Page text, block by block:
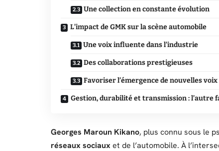
Une collection en constante évolution
L’impact de GMK sur la scène automobile
Une voix influente dans l’industrie
Des collaborations prestigieuses
Favoriser l’émergence de nouvelles voix
Gestion, durabilité et transmission : l’autre
Georges Maroun Kikano, plus connu sous le
réseaux sociaux et de l’automobile. À